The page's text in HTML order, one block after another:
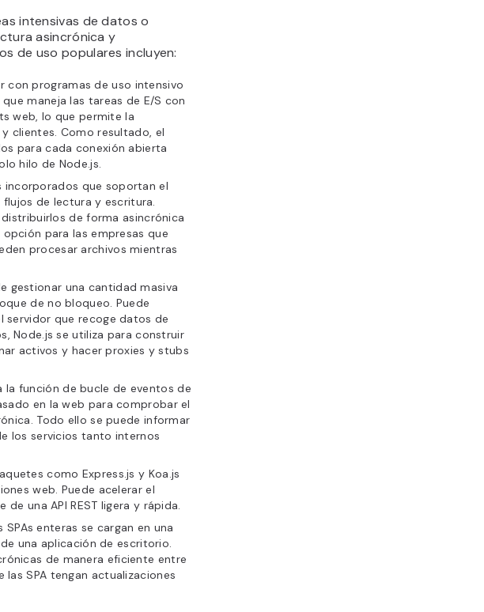
intensivas de datos o
asincrónica y
de uso populares incluyen:
con programas de uso intensivo
maneja las tareas de E/S con
web, lo que permite la
clientes. Como resultado, el
para cada conexión abierta
hilo de Node.js.
incorporados que soportan el
de lectura y escritura.
de forma asincrónica
para las empresas que
procesar archivos mientras
gestionar una cantidad masiva
de no bloqueo. Puede
servidor que recoge datos de
Node.js se utiliza para construir
activos y hacer proxies y stubs
la función de bucle de eventos de
en la web para comprobar el
Todo ello se puede informar
los servicios tanto internos
como Express.js y Koa.js
web. Puede acelerar el
una API REST ligera y rápida.
SPAs enteras se cargan en una
una aplicación de escritorio.
de manera eficiente entre
SPA tengan actualizaciones